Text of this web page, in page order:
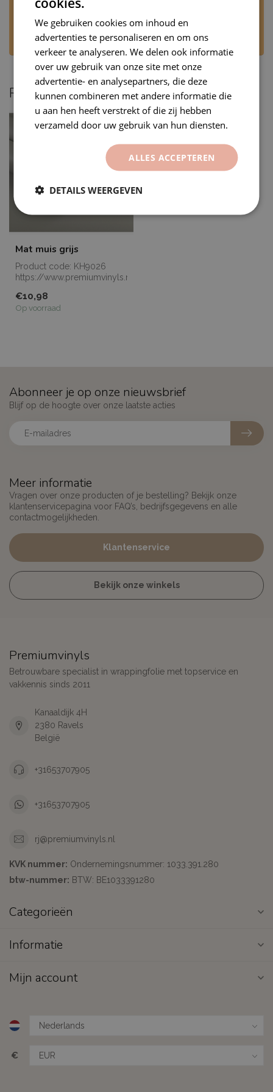
Stuur ons een WhatsApp via +31 6 53707905 of
mail naar
rj@premiumvinyls.nl
beantwoorden uw bericht op werkdagen,
tijdens kantooruren.
Recent bekeken
Mat muis grijs
Product code: KH9026
https://www.premiumvinyls.nl/samples.html
€10,98
Op voorraad
Meer informatie
Vragen over onze producten of je bestelling? Bekijk onze
klantenservicepagina voor FAQ’s, bedrijfsgegevens en alle
contactmogelijkheden.
Klantenservice
Bekijk onze winkels
Abonneer je op onze nieuwsbrief
Blijf op de hoogte over onze laatste acties
Premiumvinyls
Betrouwbare specialist in wrappingfolie met topservice en
vakkennis sinds 2011
Kanaaldijk 4H
2380 Ravels
België
+31653707905
+31653707905
rj@premiumvinyls.nl
KVK nummer: Ondernemingsnummer: 1033.391.280
btw-nummer: BTW: BE1033391280
Categorieën
Informatie
Mijn account
€
We gebruiken cookies om inhoud en
advertenties te personaliseren en om ons
verkeer te analyseren. We delen ook informatie
over uw gebruik van onze site met onze
advertentie- en analysepartners, die deze
kunnen combineren met andere informatie die
u aan hen heeft verstrekt of die zij hebben
verzameld door uw gebruik van hun diensten.
ALLES ACCEPTEREN
DETAILS WEERGEVEN